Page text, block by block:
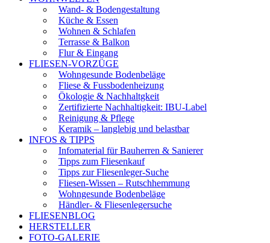
Wand- & Bodengestaltung
Küche & Essen
Wohnen & Schlafen
Terrasse & Balkon
Flur & Eingang
FLIESEN-VORZÜGE
Wohngesunde Bodenbeläge
Fliese & Fussbodenheizung
Ökologie & Nachhaltgkeit
Zertifizierte Nachhaltigkeit: IBU-Label
Reinigung & Pflege
Keramik – langlebig und belastbar
INFOS & TIPPS
Infomaterial für Bauherren & Sanierer
Tipps zum Fliesenkauf
Tipps zur Fliesenleger-Suche
Fliesen-Wissen – Rutschhemmung
Wohngesunde Bodenbeläge
Händler- & Fliesenlegersuche
FLIESENBLOG
HERSTELLER
FOTO-GALERIE